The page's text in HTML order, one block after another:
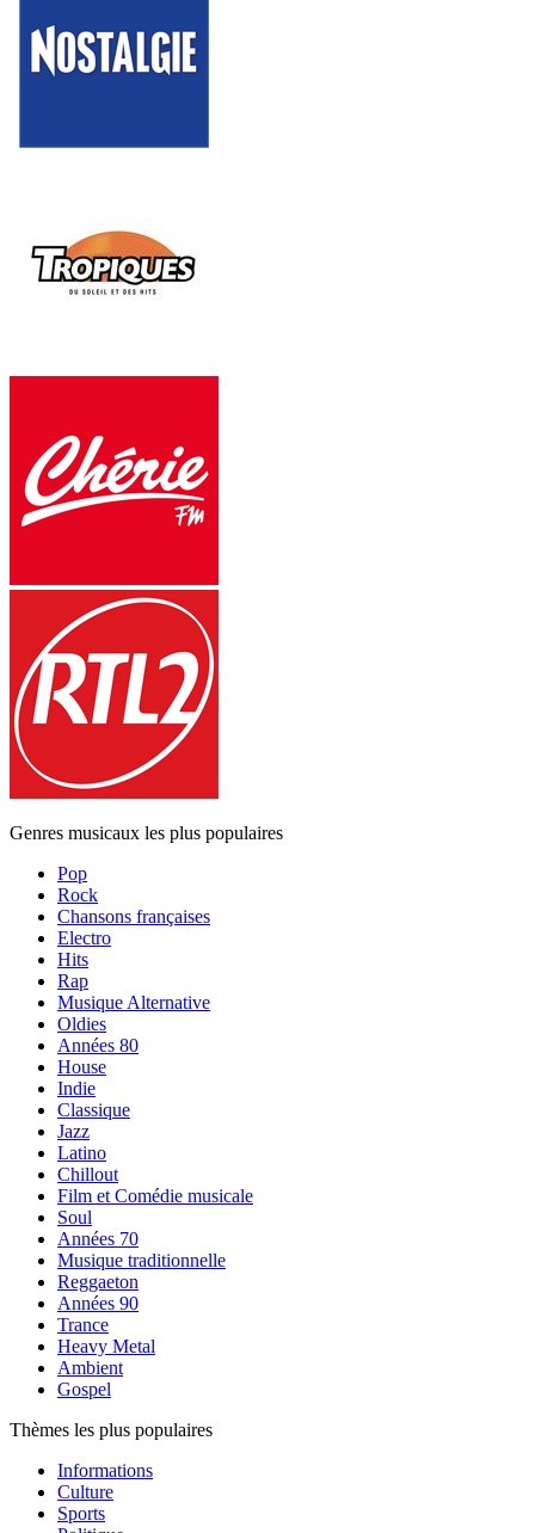
Genres musicaux les plus populaires
Pop
Rock
Chansons françaises
Electro
Hits
Rap
Musique Alternative
Oldies
Années 80
House
Indie
Classique
Jazz
Latino
Chillout
Film et Comédie musicale
Soul
Années 70
Musique traditionnelle
Reggaeton
Années 90
Trance
Heavy Metal
Ambient
Gospel
Thèmes les plus populaires
Informations
Culture
Sports